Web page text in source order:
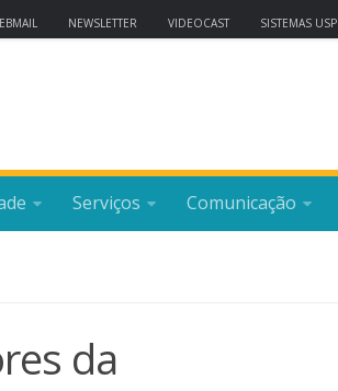
NEWSLETTER VIDEOCAST SISTEMAS USP
Serviços Comunicação
da